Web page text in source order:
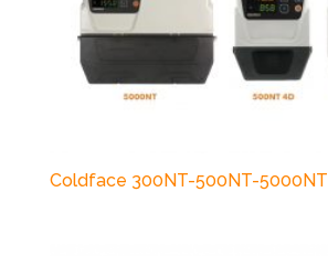
Coldface 300NT-500NT-5000NT